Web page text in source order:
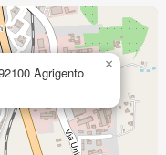
Agrigento
×